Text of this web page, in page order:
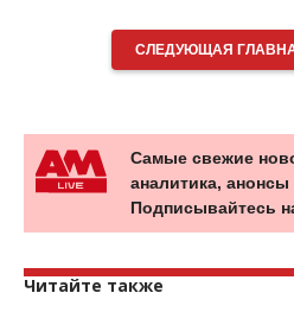
СЛЕДУЮЩАЯ
Самые свежие
аналитика,
Подписывайтесь
Читайте также